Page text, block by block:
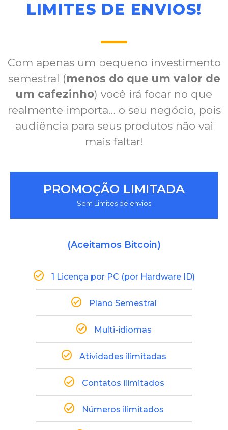
LIMITES DE ENVIOS!​
Com apenas um pequeno investimento
semestral (menos do que um valor de
um cafezinho) você irá focar no que
realmente importa… o seu negócio, pois
audiência para seus produtos não vai
mais faltar!
PROMOÇÃO LIMITADA
Sem Limites de envios
(Aceitamos Bitcoin)
1 Licença por PC (por Hardware ID)
Plano Semestral
Multi-idiomas
Atividades ilimitadas
Contatos ilimitados
Números ilimitados